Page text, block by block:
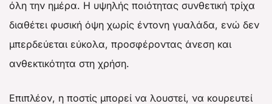
όλη την ημέρα. Η υψηλής ποιότητας συνθετική τρίχα
διαθέτει φυσική όψη χωρίς έντονη γυαλάδα, ενώ δεν
μπερδεύεται εύκολα, προσφέροντας άνεση και
ανθεκτικότητα στη χρήση.
Επιπλέον, η ποστίς μπορεί να λουστεί, να κουρευτεί